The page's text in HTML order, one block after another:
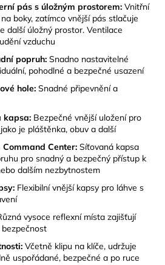
pás s úložným prostorem: Vnitřní
boky, zatímco vnější pás stlačuje
další úložný prostor. Ventilace
vzduchu
popruh: Snadno nastavitelné
pohodlné a bezpečné usazení
hole: Snadné připevnění a
kapsa: Bezpečné vnější uložení pro
je pláštěnka, obuv a další
Center: Síťovaná kapsa
pro snadný a bezpečný přístup k
dalším nezbytnostem
Flexibilní vnější kapsy pro láhve s
vysoce reflexní místa zajišťují
Včetně klipu na klíče, udržuje
uspořádané, bezpečné a po ruce